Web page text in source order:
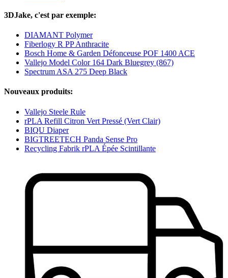
3DJake, c'est par exemple:
DIAMANT Polymer
Fiberlogy R PP Anthracite
Bosch Home & Garden Défonceuse POF 1400 ACE
Vallejo Model Color 164 Dark Bluegrey (867)
Spectrum ASA 275 Deep Black
Nouveaux produits:
Vallejo Steele Rule
rPLA Refill Citron Vert Pressé (Vert Clair)
BIQU Diaper
BIGTREETECH Panda Sense Pro
Recycling Fabrik rPLA Épée Scintillante